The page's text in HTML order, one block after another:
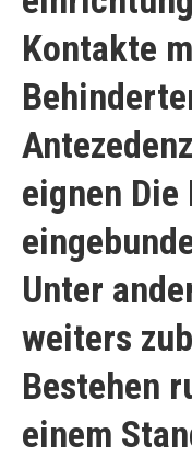
Kontakte
eignen
Unter
weiters
Bestehen
einem